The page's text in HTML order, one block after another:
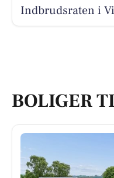
Indbrudsraten i
BOLIGER